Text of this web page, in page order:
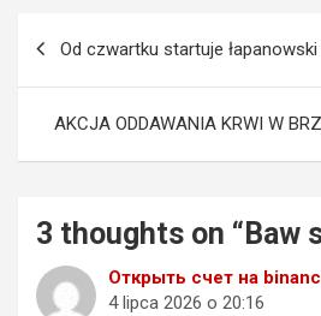
Od czwartku startuje
AKCJA ODDAWANIA KRWI W
3 thoughts on “Baw
Открыть счет на
4 lipca 2026 o 20:16